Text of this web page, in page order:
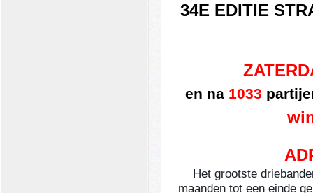
34E EDITIE
en na 1033
Het grootste
maanden tot een einde